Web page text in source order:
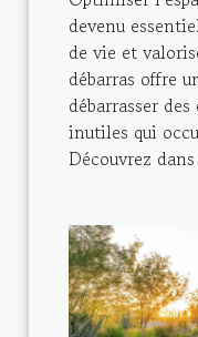
devenu
de vie et
débarras offre
débarrasser
inutiles qui
Découvrez